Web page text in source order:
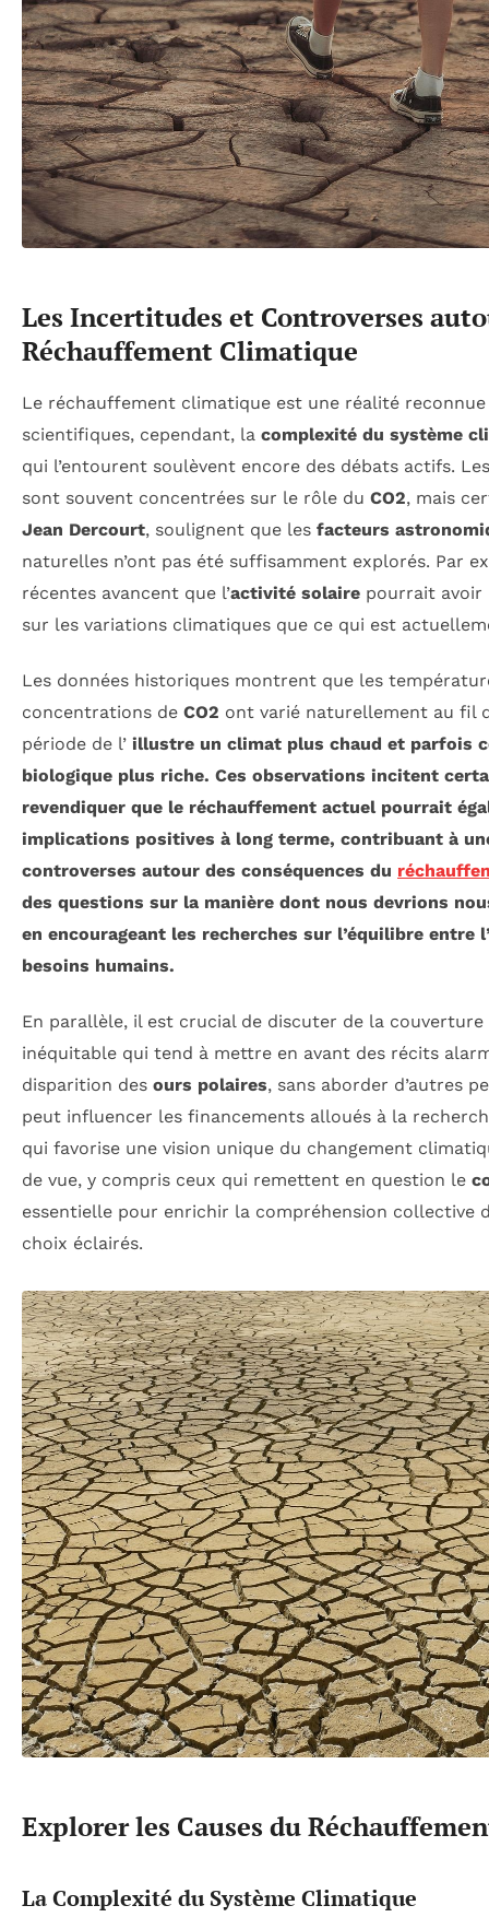
Les Incertitudes et Controverses
Réchauffement Climatique
Le réchauffement climatique est une réalité
scientifiques, cependant, la complexité du système
qui l’entourent soulèvent encore des débats actifs.
sont souvent concentrées sur le rôle du CO2, mais
Jean Dercourt, soulignent que les facteurs
naturelles n’ont pas été suffisamment explorés. Par
récentes avancent que l’activité solaire pourrait avoir
sur les variations climatiques que ce qui est
Les données historiques montrent que les
concentrations de CO2 ont varié naturellement au fil
période de l’ illustre un climat plus chaud et parfois
biologique plus riche. Ces observations incitent
revendiquer que le réchauffement actuel pourrait
implications positives à long terme, contribuant à
controverses autour des conséquences du
des questions sur la manière dont nous devrions
en encourageant les recherches sur l’équilibre entre
besoins humains.
En parallèle, il est crucial de discuter de la
inéquitable qui tend à mettre en avant des récits
disparition des ours polaires, sans aborder d’autres
peut influencer les financements alloués à la
qui favorise une vision unique du changement
de vue, y compris ceux qui remettent en question le
essentielle pour enrichir la compréhension collective
choix éclairés.
Explorer les Causes du
La Complexité du Système Climatique